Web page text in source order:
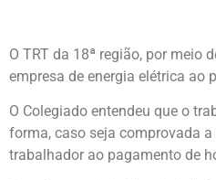
O TRT da 18ª região, por meio
empresa de energia elétrica ao
O Colegiado entendeu que o
forma, caso seja comprovada
trabalhador ao pagamento de